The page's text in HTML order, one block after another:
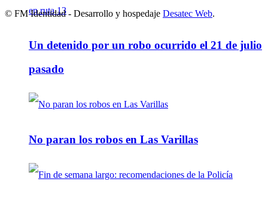
Un detenido por un robo ocurrido el 21 de julio
pasado
No paran los robos en Las Varillas
© FM Identidad - Desarrollo y hospedaje Desatec Web.